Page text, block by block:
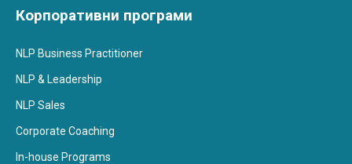
Корпоративни програми
NLP Business Practitioner
NLP & Leadership
NLP Sales
Corporate Coaching
In-house Programs